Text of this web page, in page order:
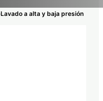
Lavado a alta y baja presión